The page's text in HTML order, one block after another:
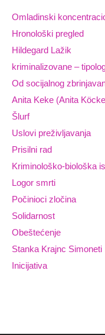
Omladinski
Hronološki pregled
Hildegard Lažik
kriminalizovane –
Od socijalnog
Anita Keke (Anita
Šlurf
Uslovi preživljavanja
Prisilni rad
Kriminološko-biološka
Logor smrti
Počinioci zločina
Solidarnost
Obeštećenje
Stanka Krajnc Simoneti
Inicijativa